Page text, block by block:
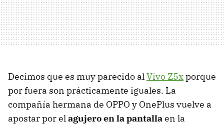
Decimos que es muy parecido alVivo Z5xporque
por fuera son prácticamente iguales. La
compañía hermana de OPPO y OnePlus vuelve a
apostar por elagujero en la pantallaen la